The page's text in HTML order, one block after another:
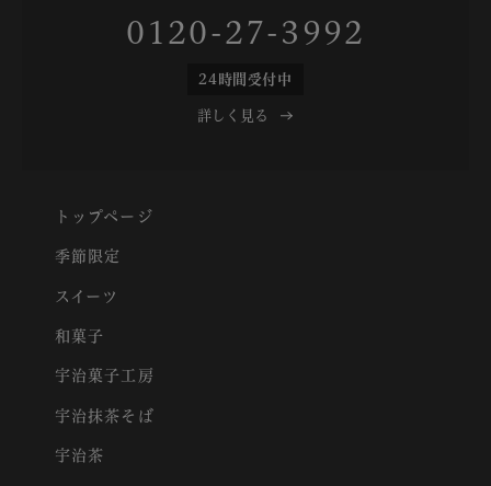
0120-27-3992
24時間受付中
詳しく見る
トップページ
季節限定
スイーツ
和菓子
宇治菓子工房
宇治抹茶そば
宇治茶